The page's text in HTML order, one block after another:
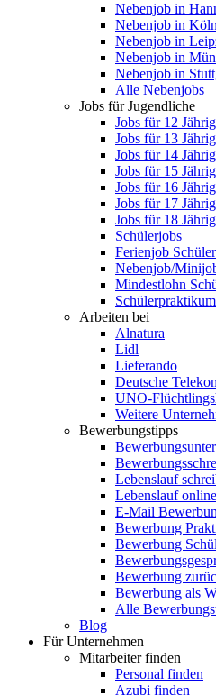
Nebenjob in
Nebenjob in Köln
Nebenjob in
Nebenjob in
Nebenjob in
Alle Nebenjobs
Jobs für Jugendliche
Jobs für 12
Jobs für 13
Jobs für 14
Jobs für 15
Jobs für 16
Jobs für 17
Jobs für 18
Schülerjobs
Ferienjob Schüler
Nebenjob/
Mindestlohn
Schülerpraktikum
Arbeiten bei
Alnatura
Lidl
Lieferando
Deutsche
UNO-
Weitere
Bewerbungstipps
Lebenslauf
Lebenslauf
E-Mail
Bewerbung
Bewerbung
Bewerbung
Bewerbung als
Alle
Blog
Für Unternehmen
Mitarbeiter finden
Personal finden
Azubi finden